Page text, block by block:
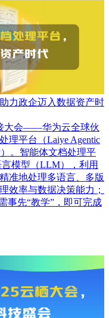
力政企迈入数据资产时
大会——华为云全球伙
理平台（Laiye Agentic
）。智能体文档处理平
模型（LLM），利用
准地处理多语言、多版
效率与数据决策能力；
事先“教学”，即可完成